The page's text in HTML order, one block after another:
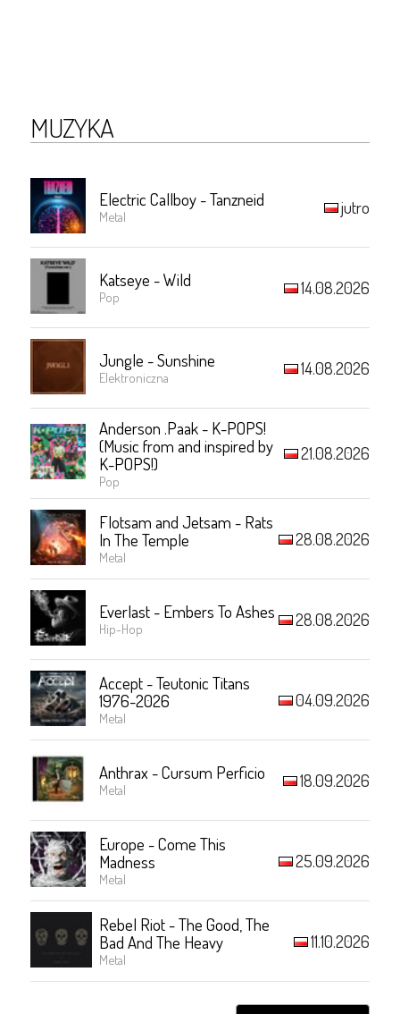
MUZYKA
Electric Callboy - Tanzneid
Metal jutro
Katseye - Wild
Pop 14.08.2026
Jungle - Sunshine
Elektroniczna 14.08.2026
Anderson .Paak - K-POPS!
(Music from and inspired by
K-POPS!)
Pop
21.08.2026
Flotsam and Jetsam - Rats
In The Temple
Metal
28.08.2026
Everlast - Embers To Ashes
Hip-Hop 28.08.2026
Accept - Teutonic Titans
1976-2026
Metal
04.09.2026
Anthrax - Cursum Perficio
Metal 18.09.2026
Europe - Come This
Madness
Metal
25.09.2026
Rebel Riot - The Good, The
Bad And The Heavy
Metal
11.10.2026